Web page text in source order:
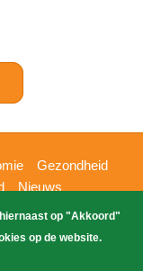
Gezondheid
Nieuws
2026gehost
op "Akkoord"
op de website.